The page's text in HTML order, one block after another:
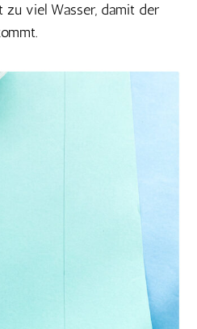
viel Wasser, damit der